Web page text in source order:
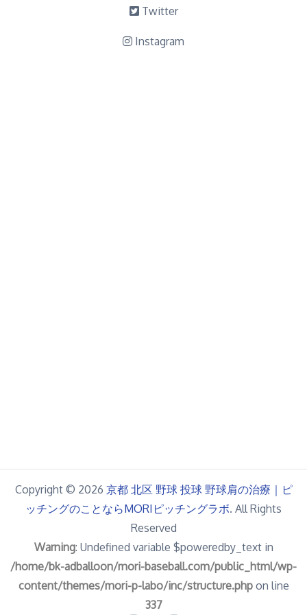
Twitter
Instagram
Copyright © 2026 京都 北区 野球 投球 野球肩の治療｜ピ
ッチングのことならMORIピッチングラボ. All Rights
Reserved
Warning: Undefined variable $poweredby_text in
/home/bk-adballoon/mori-baseball.com/public_html/wp-
content/themes/mori-p-labo/inc/structure.phpon line
337